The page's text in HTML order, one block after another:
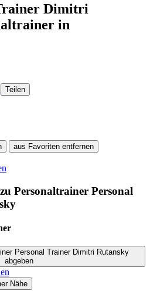
Dimitri
in
Teilen
aus Favoriten entfernen
Personaltrainer Personal
Personal Trainer Dimitri Rutansky
abgeben
Nähe